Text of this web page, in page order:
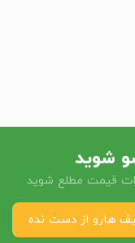
شوید
قیمت مطلع شوید